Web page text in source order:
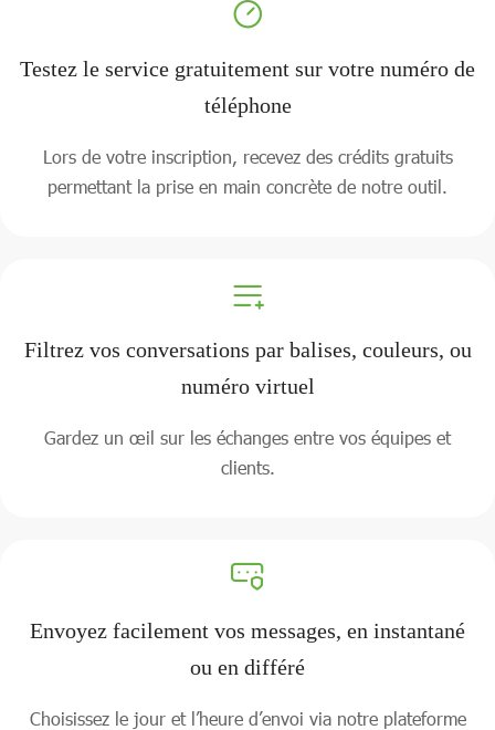
Testez le service gratuitement sur votre numéro de
téléphone
Lors de votre inscription, recevez des crédits gratuits
permettant la prise en main concrète de notre outil.
Filtrez vos conversations par balises, couleurs, ou
numéro virtuel
Gardez un œil sur les échanges entre vos équipes et
clients.
Envoyez facilement vos messages, en instantané
ou en différé
Choisissez le jour et l’heure d’envoi via notre plateforme